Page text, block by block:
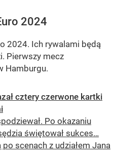
2024
2024. Ich rywalami będą
Pierwszy mecz
Hamburgu.
cztery czerwone kartki
Po okazaniu
świętował sukces…
scenach z udziałem Jana